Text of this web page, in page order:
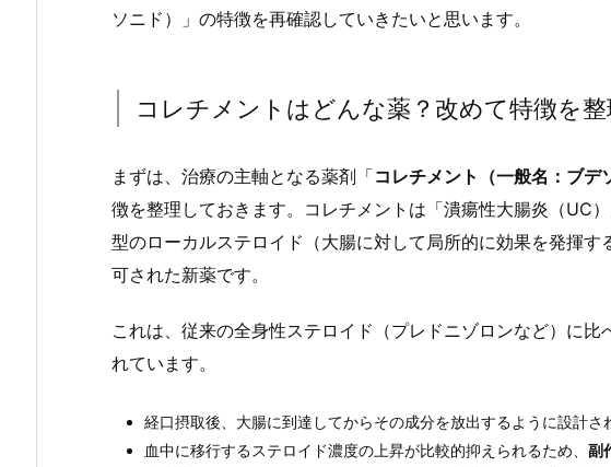
ソニド）」の特徴を再確認していきたいと思います。
コレチメントはどんな薬？改めて特徴を整
まずは、治療の主軸となる薬剤「コレチメント（一般名：ブデ
徴を整理しておきます。コレチメントは「潰瘍性大腸炎（UC
型のローカルステロイド（大腸に対して局所的に効果を発揮
可された新薬です。
これは、従来の全身性ステロイド（プレドニゾロンなど）に比
れています。
経口摂取後、大腸に到達してからその成分を放出するように設計さ
血中に移行するステロイド濃度の上昇が比較的抑えられるため、 副